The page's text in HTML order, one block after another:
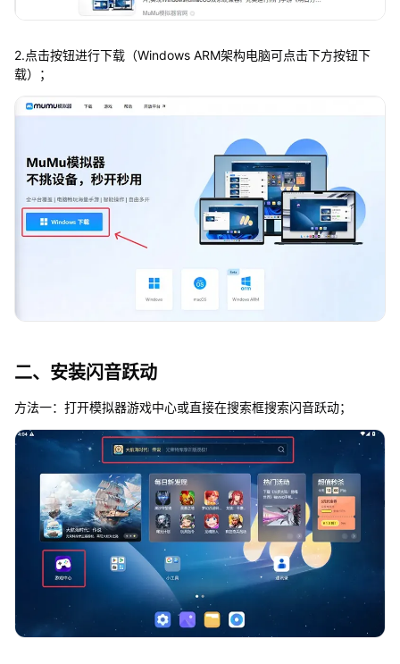
2.点击按钮进行下载（Windows ARM架构电脑可点击下方按钮下
载）；
二、安装闪音跃动
方法一：打开模拟器游戏中心或直接在搜索框搜索闪音跃动；